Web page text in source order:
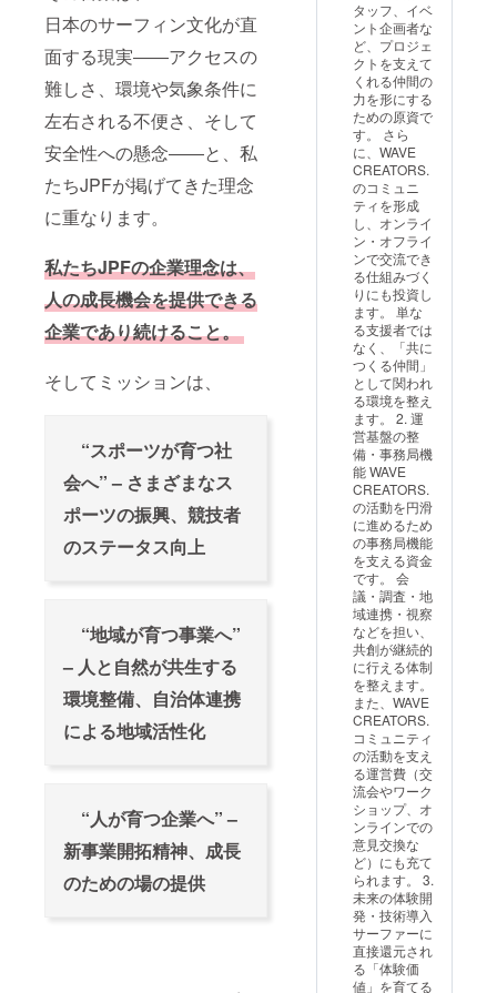
日本のサーフィン文化が直
面する現実――アクセスの
難しさ、環境や気象条件に
左右される不便さ、そして
安全性への懸念――と、私
たちJPFが掲げてきた理念
に重なります。
私たちJPFの企業理念は、
人の成長機会を提供できる
企業であり続けること。
そしてミッションは、
“スポーツが育つ社
会へ” – さまざまなス
ポーツの振興、競技者
のステータス向上
“地域が育つ事業へ”
– 人と自然が共生する
環境整備、自治体連携
による地域活性化
“人が育つ企業へ” –
新事業開拓精神、成長
のための場の提供
・本リ
ターン
では、
プレ
オープ
ン期間
中に複
数回の
セッ
ション
参加が
可能で
す（混
雑状
況・天
候によ
り制限
を設け
る場合
があり
ま
す）。
・土日
祝など
混雑が
想定さ
れる場
合は制
限を設
ける可
能性が
ありま
すが、
合計で
最低10
時間分
のライ
ディン
グ枠を
保証し
ます。
・既存
支援者
の方に
は、本
リター
ンの優
先参加
枠を自
動的に
付与い
たしま
す。
※6,000
円・
ス
ター」
として
ご参加
いただ
きま
す。 ・
体験時
には、
WAVEP
OOL公
式ス
タッフ
による
簡易ア
ンケー
トやヒ
アリン
グを予
定して
いま
す。
【留意
事項】
・本リ
ターン
では、
プレ
オープ
ン期間
中に複
数回の
セッ
ション
参加が
可能で
す（混
雑状
況・天
候によ
り制限
を設け
る場合
があり
ま
す）。
・土日
祝など
混雑が
想定さ
れる場
合は制
限を設
ける可
能性が
タッフ、イベ
ント企画者な
ど、プロジェ
クトを支えて
くれる仲間の
力を形にする
ための原資で
す。 さら
に、WAVE
CREATORS.
のコミュニ
ティを形成
し、オンライ
ン・オフライ
ンで交流でき
る仕組みづく
りにも投資し
ます。 単な
る支援者では
なく、「共に
つくる仲間」
として関われ
る環境を整え
ます。 2. 運
営基盤の整
備・事務局機
能 WAVE
CREATORS.
の活動を円滑
に進めるため
の事務局機能
を支える資金
です。 会
議・調査・地
域連携・視察
などを担い、
共創が継続的
に行える体制
を整えます。
また、WAVE
CREATORS.
コミュニティ
の活動を支え
る運営費（交
流会やワーク
ショップ、オ
ンラインでの
意見交換な
ど）にも充て
られます。 3.
未来の体験開
発・技術導入
サーファーに
直接還元され
る「体験価
値」を育てる